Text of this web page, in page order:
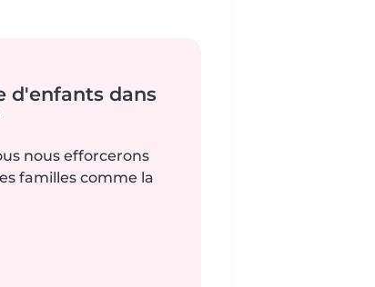
d'enfants dans
nous efforcerons
familles comme la